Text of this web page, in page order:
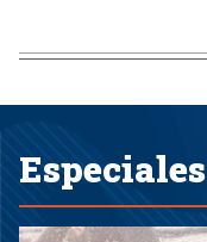
Especiales